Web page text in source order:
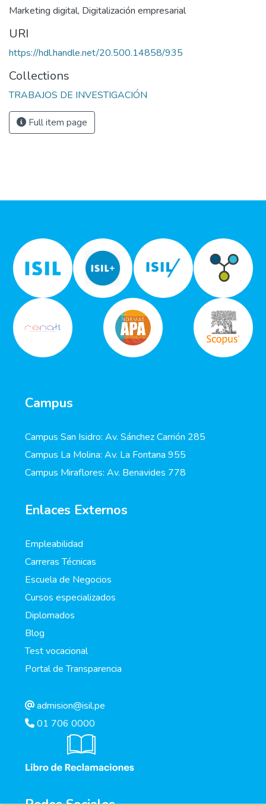
Marketing digital, Digitalización empresarial
URI
https://hdl.handle.net/20.500.14858/935
Collections
TRABAJOS DE INVESTIGACIÓN
Full item page
Campus
Campus San Isidro: Av. Sánchez Carrión 285
Campus La Molina: Av. La Fontana 955
Campus Miraflores: Av. Benavides 778
Enlaces Externos
Empleabilidad
Carreras Técnicas
Escuela de Negocios
Cursos especializados
Diplomados
Blog
Test vocacional
Portal de Transparencia
admision@isil.pe
01 706 0000